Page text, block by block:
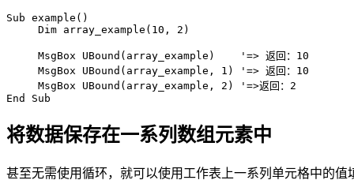
Sub example()
     Dim array_example(10, 2)
     MsgBox UBound(array_example)    '=> 返回：10
     MsgBox UBound(array_example, 1) '=> 返回：10
     MsgBox UBound(array_example, 2) '=>返回：2
将数据保存在一系列数组元素中
甚至无需使用循环，就可以使用工作表上一系列单元格中的值